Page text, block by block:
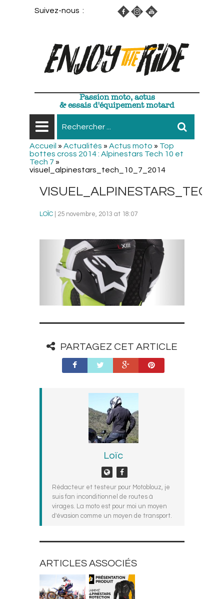
Suivez-nous :
Passion moto, actus
& essais d'équipement motard
Accueil » Actualités » Actus moto » Top
bottes cross 2014 : Alpinestars Tech 10 et
Tech 7 »
visuel_alpinestars_tech_10_7_2014
LOÏC | 25 novembre, 2013 at 18:07
PARTAGEZ CET ARTICLE
Loïc
Rédacteur et testeur pour Motoblouz, je
suis fan inconditionnel de routes à
virages. La moto est pour moi un moyen
d'évasion comme un moyen de transport.
ARTICLES ASSOCIÉS
ACTUALITÉS
BLOUSONS ET
VESTES